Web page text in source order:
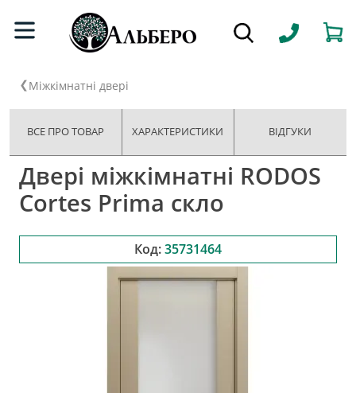
Міжкімнатні двері
ВСЕ ПРО ТОВАР ХАРАКТЕРИСТИКИ ВІДГУКИ
Двері міжкімнатні RODOS
Cortes Prima скло
Код:35731464